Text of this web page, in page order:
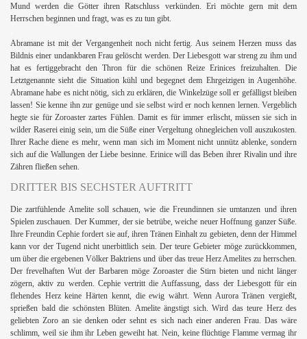
Mund werden die Götter ihren Ratschluss verkünden. Eri möchte gern mit dem
Herrschen beginnen und fragt, was es zu tun gibt.
Abramane ist mit der Vergangenheit noch nicht fertig. Aus seinem Herzen muss das
Bildnis einer undankbaren Frau gelöscht werden. Der Liebesgott war streng zu ihm und
hat es fertiggebracht den Thron für die schönen Reize Erinices freizuhalten. Die
Letztgenannte sieht die Situation kühl und begegnet dem Ehrgeizigen in Augenhöhe.
Abramane habe es nicht nötig, sich zu erklären, die Winkelzüge soll er gefälligst bleiben
lassen! Sie kenne ihn zur genüge und sie selbst wird er noch kennen lernen. Vergeblich
hegte sie für Zoroaster zartes Fühlen. Damit es für immer erlischt, müssen sie sich in
wilder Raserei einig sein, um die Süße einer Vergeltung ohnegleichen voll auszukosten.
Ihrer Rache diene es mehr, wenn man sich im Moment nicht unnütz ablenke, sondern
sich auf die Wallungen der Liebe besinne. Erinice will das Beben ihrer Rivalin und ihre
Zähren fließen sehen.
DRITTER BIS SECHSTER AUFTRITT
Die zartfühlende Amelite soll schauen, wie die Freundinnen sie umtanzen und ihren
Spielen zuschauen. Der Kummer, der sie betrübe, weiche neuer Hoffnung ganzer Süße.
Ihre Freundin Cephie fordert sie auf, ihren Tränen Einhalt zu gebieten, denn der Himmel
kann vor der Tugend nicht unerbittlich sein. Der teure Gebieter möge zurückkommen,
um über die ergebenen Völker Baktriens und über das treue Herz Amelites zu herrschen.
Der frevelhaften Wut der Barbaren möge Zoroaster die Stirn bieten und nicht länger
zögern, aktiv zu werden. Cephie vertritt die Auffassung, dass der Liebesgott für ein
flehendes Herz keine Härten kennt, die ewig währt. Wenn Aurora Tränen vergießt,
sprießen bald die schönsten Blüten. Amelite ängstigt sich. Wird das teure Herz des
geliebten Zoro an sie denken oder sehnt es sich nach einer anderen Frau. Das wäre
schlimm, weil sie ihm ihr Leben geweiht hat. Nein, keine flüchtige Flamme vermag ihr